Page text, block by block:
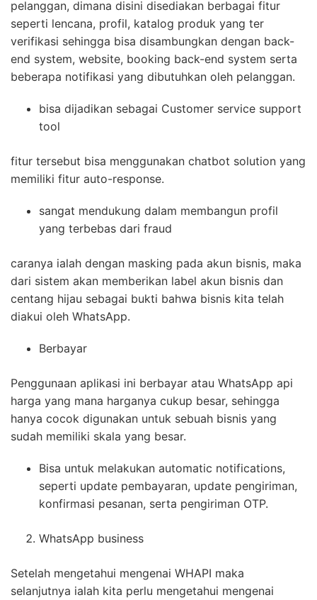
pelanggan, dimana disini disediakan berbagai fitur
seperti lencana, profil, katalog produk yang ter
verifikasi sehingga bisa disambungkan dengan back-
end system, website, booking back-end system serta
beberapa notifikasi yang dibutuhkan oleh pelanggan.
bisa dijadikan sebagai Customer service support
tool
fitur tersebut bisa menggunakan chatbot solution yang
memiliki fitur auto-response.
sangat mendukung dalam membangun profil
yang terbebas dari fraud
caranya ialah dengan masking pada akun bisnis, maka
dari sistem akan memberikan label akun bisnis dan
centang hijau sebagai bukti bahwa bisnis kita telah
diakui oleh WhatsApp.
Berbayar
Penggunaan aplikasi ini berbayar atau WhatsApp api
harga yang mana harganya cukup besar, sehingga
hanya cocok digunakan untuk sebuah bisnis yang
sudah memiliki skala yang besar.
Bisa untuk melakukan automatic notifications,
seperti update pembayaran, update pengiriman,
konfirmasi pesanan, serta pengiriman OTP.
WhatsApp business
Setelah mengetahui mengenai WHAPI maka
selanjutnya ialah kita perlu mengetahui mengenai